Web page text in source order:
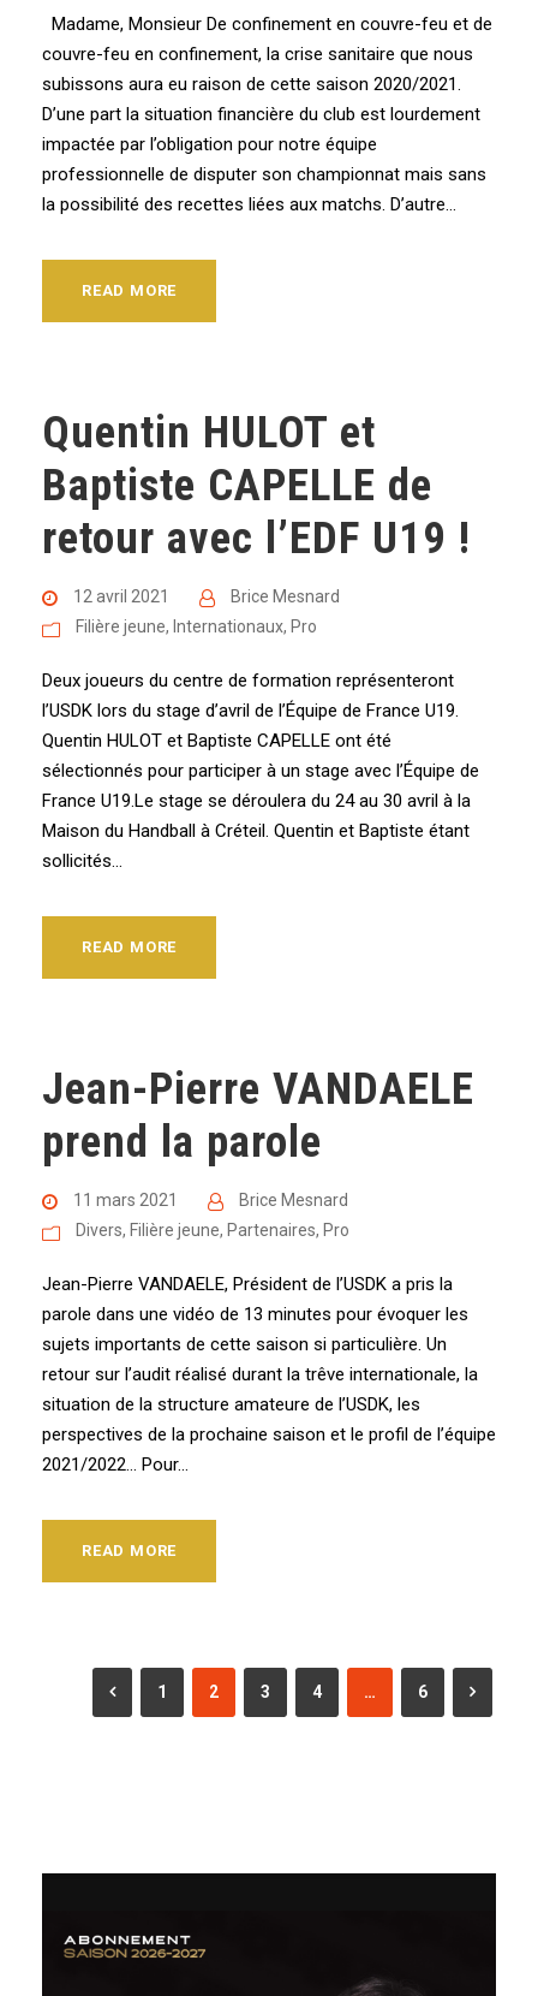
Madame, Monsieur De confinement en couvre-feu et de
couvre-feu en confinement, la crise sanitaire que nous
subissons aura eu raison de cette saison 2020/2021.
D’une part la situation financière du club est lourdement
impactée par l’obligation pour notre équipe
professionnelle de disputer son championnat mais sans
la possibilité des recettes liées aux matchs. D’autre...
READ MORE
Quentin HULOT et
Baptiste CAPELLE de
retour avec l’EDF U19 !
12 avril 2021
Brice Mesnard
Filière jeune, Internationaux, Pro
Deux joueurs du centre de formation représenteront
l’USDK lors du stage d’avril de l’Équipe de France U19.
Quentin HULOT et Baptiste CAPELLE ont été
sélectionnés pour participer à un stage avec l’Équipe de
France U19.Le stage se déroulera du 24 au 30 avril à la
Maison du Handball à Créteil. Quentin et Baptiste étant
sollicités...
READ MORE
Jean-Pierre VANDAELE
prend la parole
11 mars 2021
Brice Mesnard
Divers, Filière jeune, Partenaires, Pro
Jean-Pierre VANDAELE, Président de l’USDK a pris la
parole dans une vidéo de 13 minutes pour évoquer les
sujets importants de cette saison si particulière. Un
retour sur l’audit réalisé durant la trêve internationale, la
situation de la structure amateure de l’USDK, les
perspectives de la prochaine saison et le profil de l’équipe
2021/2022… Pour...
READ MORE
1 2 3 4 … 6